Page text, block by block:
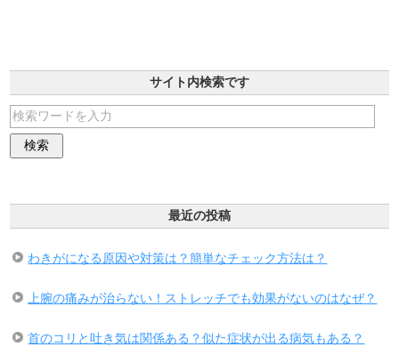
サイト内検索です
最近の投稿
わきがになる原因や対策は？簡単なチェック方法は？
上腕の痛みが治らない！ストレッチでも効果がないのはなぜ？
首のコリと吐き気は関係ある？似た症状が出る病気もある？